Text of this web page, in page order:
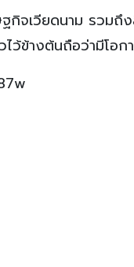
กิจเวียดนาม รวมถึ
ว้ข้างต้นถือว่ามีโอก